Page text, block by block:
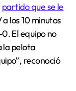
partido que se le
a los 10 minutos
El equipo no
la pelota
reconoció